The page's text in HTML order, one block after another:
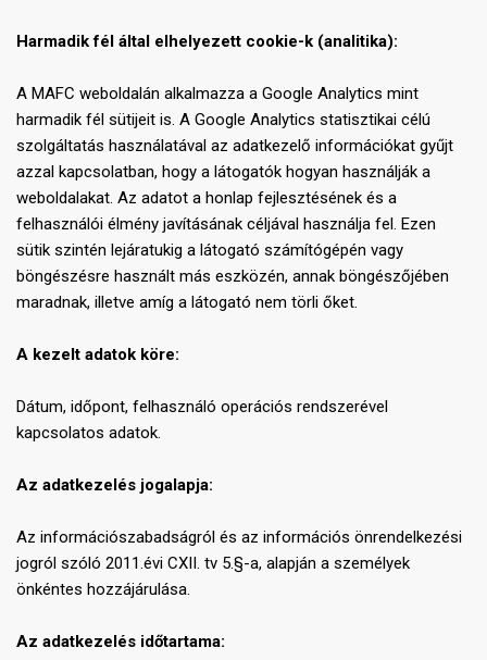
Harmadik fél által elhelyezett cookie-k (analitika):
A MAFC weboldalán alkalmazza a Google Analytics mint
harmadik fél sütijeit is. A Google Analytics statisztikai célú
szolgáltatás használatával az adatkezelő információkat gyűjt
azzal kapcsolatban, hogy a látogatók hogyan használják a
weboldalakat. Az adatot a honlap fejlesztésének és a
felhasználói élmény javításának céljával használja fel. Ezen
sütik szintén lejáratukig a látogató számítógépén vagy
böngészésre használt más eszközén, annak böngészőjében
maradnak, illetve amíg a látogató nem törli őket.
A kezelt adatok köre:
Dátum, időpont, felhasználó operációs rendszerével
kapcsolatos adatok.
Az adatkezelés jogalapja:
Az információszabadságról és az információs önrendelkezési
jogról szóló 2011.évi CXII. tv 5.§-a, alapján a személyek
önkéntes hozzájárulása.
Az adatkezelés időtartama: